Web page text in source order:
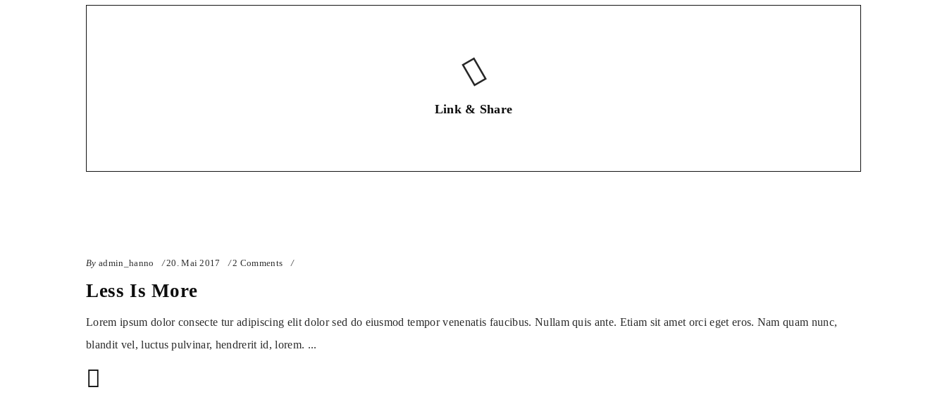
Link & Share
By admin_hanno 20. Mai 2017 2 Comments
Less Is More
Lorem ipsum dolor consecte tur adipiscing elit dolor sed do eiusmod tempor venenatis faucibus. Nullam quis ante. Etiam sit amet orci eget eros. Nam quam nunc,
blandit vel, luctus pulvinar, hendrerit id, lorem.